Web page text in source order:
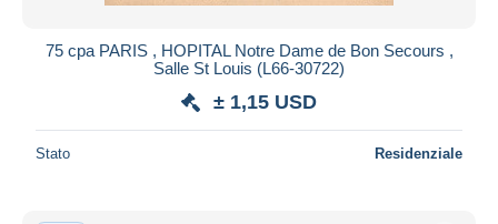
75 cpa PARIS , HOPITAL Notre Dame de Bon Secours ,
Salle St Louis (L66-30722)
± 1,15 USD
Stato Residenziale